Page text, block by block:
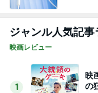
ジャンル人気記事
映画レビュー
1
映
の